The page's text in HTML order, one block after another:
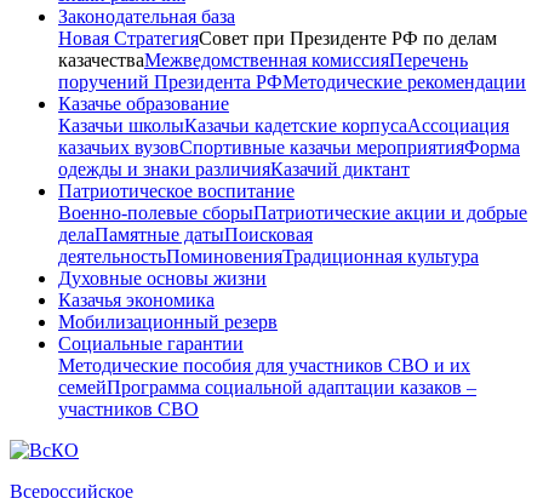
Законодательная база
Новая СтратегияСовет при Президенте РФ по делам
казачестваМежведомственная комиссияПеречень
поручений Президента РФМетодические рекомендации
Казачье образование
Казачьи школыКазачьи кадетские корпусаАссоциация
казачьих вузовСпортивные казачьи мероприятияФорма
одежды и знаки различияКазачий диктант
Патриотическое воспитание
Военно-полевые сборыПатриотические акции и добрые
делаПамятные датыПоисковая
деятельностьПоминовенияТрадиционная культура
Духовные основы жизни
Казачья экономика
Мобилизационный резерв
Социальные гарантии
Методические пособия для участников СВО и их
семейПрограмма социальной адаптации казаков –
участников СВО
Всероссийское